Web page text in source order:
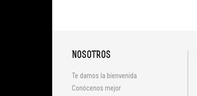
NOSOTROS
Te damos la bienvenida
Conócenos mejor